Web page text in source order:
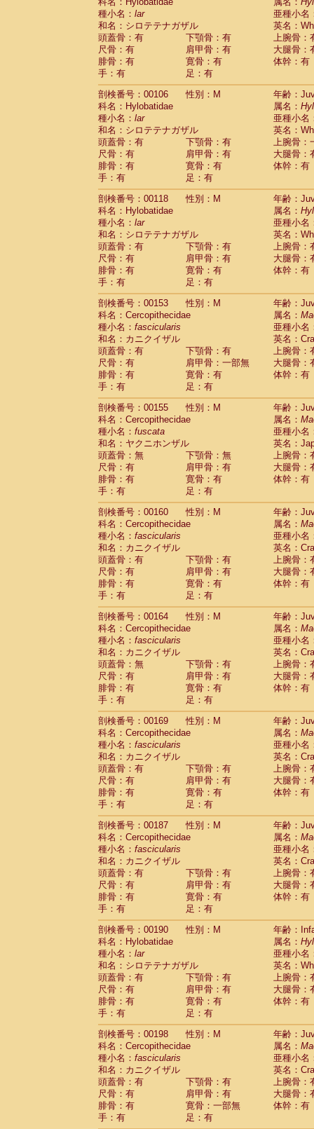
種小名： lar
亜種小名
和名：シロテテナガザル
英名：
頭蓋骨：有
下顎骨：有
上腕骨：
尺骨：有
肩甲骨：有
大腿骨：
腓骨：有
寛骨：有
体幹：有
手：有
足：有
剖検番号：00106
性別：M
年齢：
科名：Hylobatidae
属名：
種小名： lar
亜種小名
和名：シロテテナガザル
英名：
頭蓋骨：有
下顎骨：有
上腕骨：
尺骨：有
肩甲骨：有
大腿骨：
腓骨：有
寛骨：有
体幹：有
手：有
足：有
剖検番号：00118
性別：M
年齢：
科名：Hylobatidae
属名：
種小名： lar
亜種小名
和名：シロテテナガザル
英名：
頭蓋骨：有
下顎骨：有
上腕骨：
尺骨：有
肩甲骨：有
大腿骨：
腓骨：有
寛骨：有
体幹：有
手：有
足：有
剖検番号：00153
性別：M
年齢：
科名：Cercopithecidae
属名：
種小名： fascicularis
亜種小名
和名：カニクイザル
英名：
頭蓋骨：有
下顎骨：有
上腕骨：
尺骨：有
肩甲骨：一部無
大腿骨：
腓骨：有
寛骨：有
体幹：有
手：有
足：有
剖検番号：00155
性別：M
年齢：
科名：Cercopithecidae
属名：
種小名： fuscata
亜種小名
和名：ヤクニホンザル
英名：
頭蓋骨：無
下顎骨：無
上腕骨：
尺骨：有
肩甲骨：有
大腿骨：
腓骨：有
寛骨：有
体幹：有
手：有
足：有
剖検番号：00160
性別：M
年齢：
科名：Cercopithecidae
属名：
種小名： fascicularis
亜種小名
和名：カニクイザル
英名：
頭蓋骨：有
下顎骨：有
上腕骨：
尺骨：有
肩甲骨：有
大腿骨：
腓骨：有
寛骨：有
体幹：有
手：有
足：有
剖検番号：00164
性別：M
年齢：
科名：Cercopithecidae
属名：
種小名： fascicularis
亜種小名
和名：カニクイザル
英名：
頭蓋骨：無
下顎骨：有
上腕骨：
尺骨：有
肩甲骨：有
大腿骨：
腓骨：有
寛骨：有
体幹：有
手：有
足：有
剖検番号：00169
性別：M
年齢：
科名：Cercopithecidae
属名：
種小名： fascicularis
亜種小名
和名：カニクイザル
英名：
頭蓋骨：有
下顎骨：有
上腕骨：
尺骨：有
肩甲骨：有
大腿骨：
腓骨：有
寛骨：有
体幹：有
手：有
足：有
剖検番号：00187
性別：M
年齢：
科名：Cercopithecidae
属名：
種小名： fascicularis
亜種小名
和名：カニクイザル
英名：
頭蓋骨：有
下顎骨：有
上腕骨：
尺骨：有
肩甲骨：有
大腿骨：
腓骨：有
寛骨：有
体幹：有
手：有
足：有
剖検番号：00190
性別：M
年齢：
科名：Hylobatidae
属名：
種小名： lar
亜種小名
和名：シロテテナガザル
英名：
頭蓋骨：有
下顎骨：有
上腕骨：
尺骨：有
肩甲骨：有
大腿骨：
腓骨：有
寛骨：有
体幹：有
手：有
足：有
剖検番号：00198
性別：M
年齢：
科名：Cercopithecidae
属名：
種小名： fascicularis
亜種小名
和名：カニクイザル
英名：
頭蓋骨：有
下顎骨：有
上腕骨：
尺骨：有
肩甲骨：有
大腿骨：
腓骨：有
寛骨：一部無
体幹：有
手：有
足：有